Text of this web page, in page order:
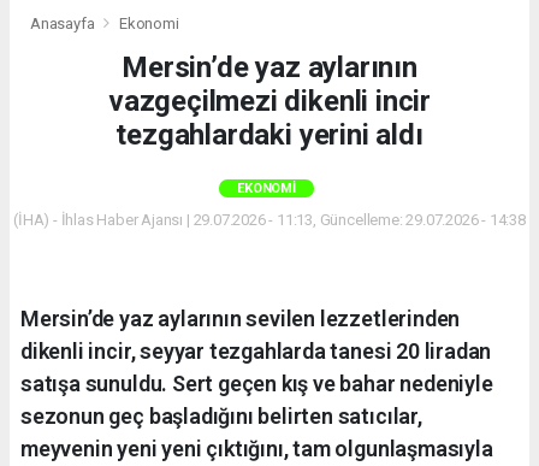
Anasayfa Ekonomi
Mersin’de yaz aylarının
vazgeçilmezi dikenli incir
tezgahlardaki yerini aldı
EKONOMI
(İHA) - İhlas Haber Ajansı | 29.07.2026 - 11:13, Güncelleme: 29.07.2026 - 14:38
Mersin’de yaz aylarının sevilen lezzetlerinden
dikenli incir, seyyar tezgahlarda tanesi 20 liradan
satışa sunuldu. Sert geçen kış ve bahar nedeniyle
sezonun geç başladığını belirten satıcılar,
meyvenin yeni yeni çıktığını, tam olgunlaşmasıyla